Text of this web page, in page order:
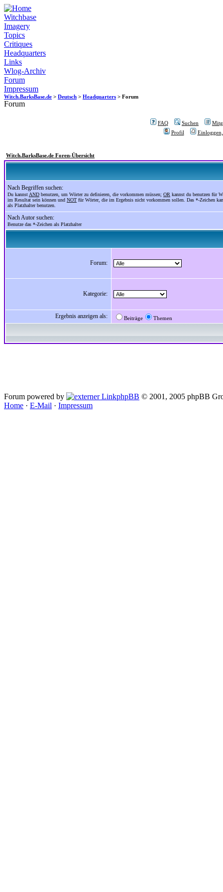
Witchbase
Imagery
Topics
Critiques
Headquarters
Links
Wlog-Archiv
Forum
Impressum
Witch.BarksBase.de > Deutsch > Headquarters > Forum
Forum
FAQ Suchen
Profil
Witch.BarksBase.de Foren-Übersicht
Nach Begriffen suchen:
Du kannst AND benutzen, um Wörter zu definieren, die vorkommen müssen; OR kannst du benutzen für
im Resultat sein können und NOT für Wörter, die im Ergebnis nicht vorkommen sollen. Das *-Zeichen
als Platzhalter benutzen.
Nach Autor suchen:
Benutze das *-Zeichen als Platzhalter
Forum:
Kategorie:
Ergebnis anzeigen als: Beiträge Themen
Forum powered by phpBB © 2001, 2005 phpBB
Home · E-Mail · Impressum